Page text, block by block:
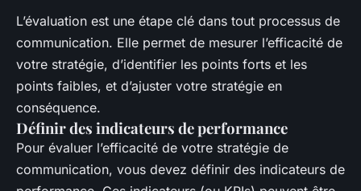
L’évaluation est une étape clé dans tout processus de
communication. Elle permet de mesurer l’efficacité de
votre stratégie, d’identifier les points forts et les
points faibles, et d’ajuster votre stratégie en
conséquence.
Définir des indicateurs de performance
Pour évaluer l’efficacité de votre stratégie de
communication, vous devez définir des indicateurs de